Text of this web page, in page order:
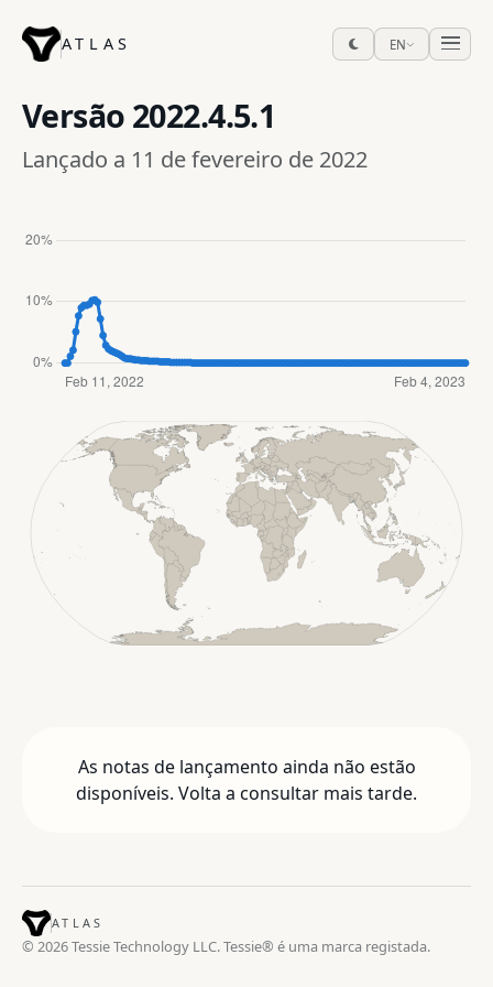
ATLAS EN
Versão 2022.4.5.1
Lançado a 11 de fevereiro de 2022
As notas de lançamento ainda não estão
disponíveis. Volta a consultar mais tarde.
ATLAS
© 2026 Tessie Technology LLC. Tessie® é uma marca registada.